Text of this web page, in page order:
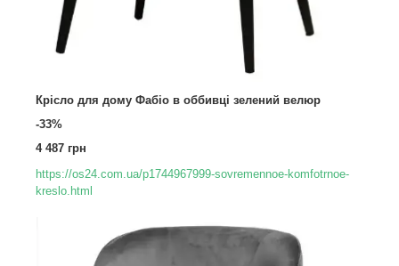
Крісло для дому Фабіо в оббивці зелений велюр
-33%
4 487 грн
https://os24.com.ua/p1744967999-sovremennoe-komfotrnoe-
kreslo.html